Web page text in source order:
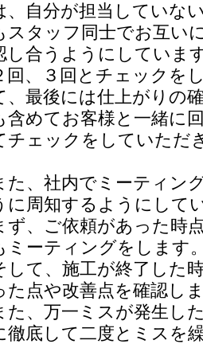
、自分が担当していな
スタッフ同士でお互い
し合うようにしていま
回、３回とチェックを
、最後には仕上がりの
含めてお客様と一緒に
チェックをしていただ
た、社内でミーティン
に周知するようにして
ず、ご依頼があった時
ミーティングをします
して、施工が終了した
た点や改善点を確認し
た、万一ミスが発生し
徹底して二度とミスを